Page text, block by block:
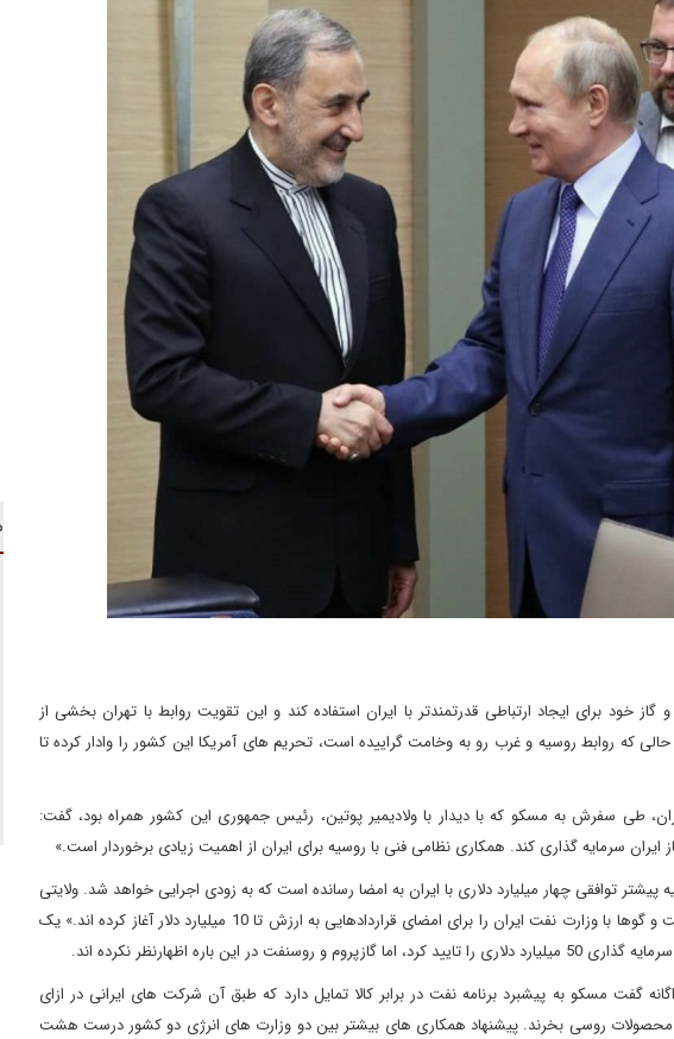
خود برای ایجاد ارتباطی قدرتمندتر با ایران استفاده کند و این تقویت روابط با تهران بخشی از
که روابط روسیه و غرب رو به وخامت گراییده است، تحریم های آمریکا این کشور را وادار کرده تا
طی سفرش به مسکو که با دیدار با ولادیمیر پوتین، رئیس جمهوری این کشور همراه بود، گفت:
توافقی چهار میلیارد دلاری با ایران به امضا رسانده است که به زودی اجرایی خواهد شد. ولایتی
افزود: «روسنفت و گازپروم، دو شرکت بزرگ نفتی روسیه، گفت و گوها با وزارت نفت ایران را برای امضای قراردادهایی به ارزش تا 10 میلیارد دلار آغاز کرده اند.» یک
باره اظهارنظر نکرده اند.
گفت مسکو به پیشبرد برنامه نفت در برابر کالا تمایل دارد که طبق آن شرکت های ایرانی در ازای
روسی بخرند. پیشنهاد همکاری های بیشتر بین دو وزارت های انرژی دو کشور درست هشت